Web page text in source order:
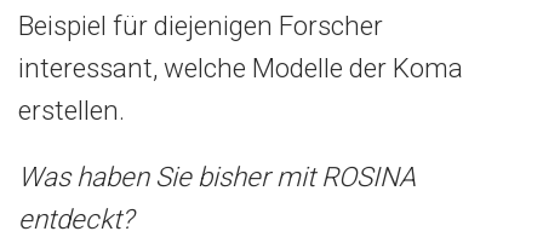
Beispiel für diejenigen Forscher
interessant, welche Modelle der Koma
erstellen.
Was haben Sie bisher mit ROSINA
entdeckt?